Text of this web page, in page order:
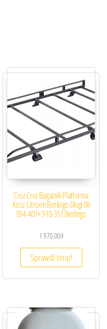
Cruz Cruz Bagażnik Platforma
Kosz Citroen Berlingo Długi 08
934-401+ 910-351 Berlingo
1 970,00zł
Sprawdź teraz!